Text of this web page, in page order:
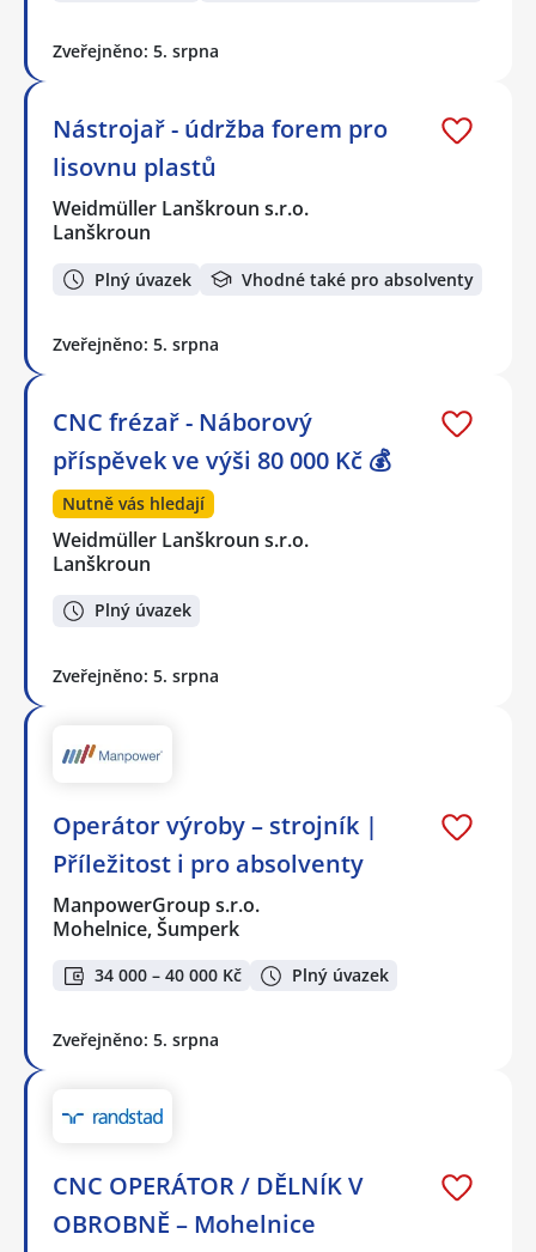
Zveřejněno: 5. srpna
Nástrojař - údržba forem pro
lisovnu plastů
Weidmüller Lanškroun s.r.o.
Lanškroun
Plný úvazek Vhodné také pro absolventy
Zveřejněno: 5. srpna
CNC frézař - Náborový
příspěvek ve výši 80 000 Kč 💰
Nutně vás hledají
Weidmüller Lanškroun s.r.o.
Lanškroun
Plný úvazek
Zveřejněno: 5. srpna
Operátor výroby – strojník |
Příležitost i pro absolventy
ManpowerGroup s.r.o.
Mohelnice, Šumperk
34 000 – 40 000 Kč Plný úvazek
Zveřejněno: 5. srpna
CNC OPERÁTOR / DĚLNÍK V
OBROBNĚ – Mohelnice